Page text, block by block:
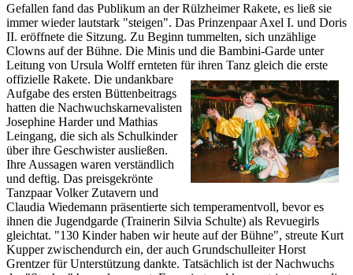
Gefallen fand das Publikum an der Rülzheimer Rakete, es ließ sie
immer wieder lautstark "steigen". Das Prinzenpaar Axel I. und Doris
II. eröffnete die Sitzung. Zu Beginn tummelten, sich unzählige
Clowns auf der Bühne. Die Minis und die Bambini-Garde unter
Leitung von Ursula Wolff ernteten für ihren Tanz gleich die erste
offizielle Rakete. Die undankbare
Aufgabe des ersten Büttenbeitrags
hatten die Nachwuchskarnevalisten
Josephine Harder und Mathias
Leingang, die sich als Schulkinder
über ihre Geschwister ausließen.
Ihre Aussagen waren verständlich
und deftig. Das preisgekrönte
Tanzpaar Volker Zutavern und
Claudia Wiedemann präsentierte sich temperamentvoll, bevor es
ihnen die Jugendgarde (Trainerin Silvia Schulte) als Revuegirls
gleichtat. "130 Kinder haben wir heute auf der Bühne", streute Kurt
Kupper zwischendurch ein, der auch Grundschulleiter Horst
Grentzer für Unterstützung dankte. Tatsächlich ist der Nachwuchs